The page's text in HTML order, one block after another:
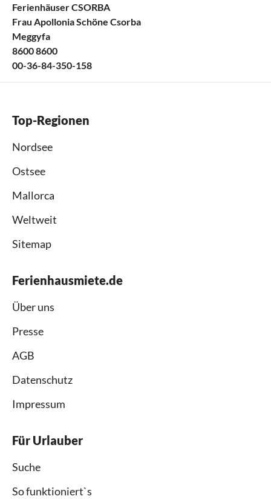
Ferienhäuser CSORBA
Frau Apollonia Schöne Csorba
Meggyfa
8600 8600
00-36-84-350-158
Top-Regionen
Nordsee
Ostsee
Mallorca
Weltweit
Sitemap
Ferienhausmiete.de
Über uns
Presse
AGB
Datenschutz
Impressum
Für Urlauber
Suche
So funktioniert`s